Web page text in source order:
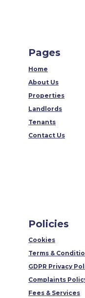
Pages
Home
About Us
Properties
Landlords
Tenants
Contact Us
Policies
Cookies
Terms &
GDPR Privacy
Complaints
Fees & Services